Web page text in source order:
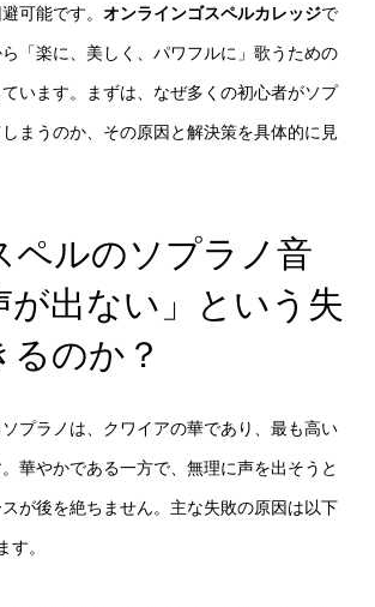
可能です。 オンラインゴスペルカレッジで
「楽に、美しく、パワフルに」歌うための
います。まずは、なぜ多くの初心者がソプ
まうのか、その原因と解決策を具体的に見
ペルのソプラノ音
が出ない」という失
のか？
プラノは、クワイアの華であり、最も高い
華やかである一方で、無理に声を出そうと
が後を絶ちません。主な失敗の原因は以下
。